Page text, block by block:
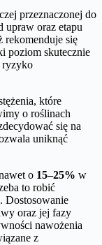
przeznaczonej do
upraw oraz etapu
rekomenduje się
poziom skutecznie
ryzyko
które
o roślinach
się na
uniknąć
o 15–25% w
to robić
Dostosowanie
oraz jej fazy
nawożenia
z